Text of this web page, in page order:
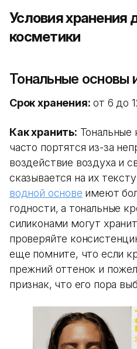
Условия хранения
косметики
Тональные основы
Срок хранения: от 6 до
Как хранить:
часто портятся из-за
воздействие воздуха и
сказывается на их
водной основе имеют
годности, а тональные
силиконами могут
проверяйте
еще помните, что если
прежний оттенок и
признак, что его пора